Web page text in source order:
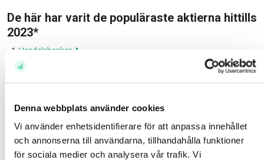
Denna webbplats använder cookies
Vi använder enhetsidentifierare för att anpassa innehållet
och annonserna till användarna, tillhandahålla funktioner
för sociala medier och analysera vår trafik. Vi
De här har varit de populäraste aktierna hittills
2023*
Handelsbanken A
SBB B
Hexatronic
Investor B